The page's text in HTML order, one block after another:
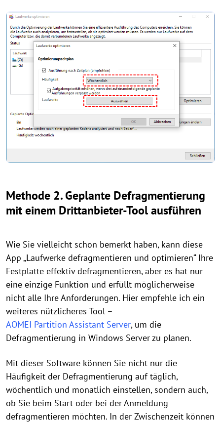
Methode 2. Geplante Defragmentierung
mit einem Drittanbieter-Tool ausführen
Wie Sie vielleicht schon bemerkt haben, kann diese
App „Laufwerke defragmentieren und optimieren“ Ihre
Festplatte effektiv defragmentieren, aber es hat nur
eine einzige Funktion und erfüllt möglicherweise
nicht alle Ihre Anforderungen. Hier empfehle ich ein
weiteres nützlicheres Tool –
AOMEI Partition Assistant Server, um die
Defragmentierung in Windows Server zu planen.
Mit dieser Software können Sie nicht nur die
Häufigkeit der Defragmentierung auf täglich,
wöchentlich und monatlich einstellen, sondern auch,
ob Sie beim Start oder bei der Anmeldung
defragmentieren möchten. In der Zwischenzeit können